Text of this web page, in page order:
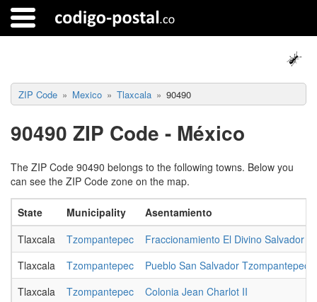
ZIP Code Mexico Tlaxcala 90490
90490 ZIP Code - México
The ZIP Code 90490 belongs to the following towns. Below you
can see the ZIP Code zone on the map.
State Municipality
Asentamiento
Tlaxcala
Tzompantepec
Fraccionamiento El Divino Salvador
Tlaxcala
Tzompantepec
Pueblo San Salvador Tzompantepec
Tlaxcala
Tzompantepec
Colonia Jean Charlot II